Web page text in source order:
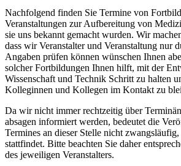
Nachfolgend finden Sie Termine von
Veranstaltungen zur Aufbereitung von
sie uns bekannt gemacht wurden. Wir
dass wir Veranstalter und Veranstaltung nur
Angaben prüfen können wünschen Ihnen
solcher Fortbildungen Ihnen hilft, mit der
Wissenschaft und Technik Schritt zu halten
Kolleginnen und Kollegen im Kontakt zu
Da wir nicht immer rechtzeitig über
absagen informiert werden, bedeutet die
Termines an dieser Stelle nicht zwangsläufig,
stattfindet. Bitte beachten Sie daher
des jeweiligen Veranstalters.